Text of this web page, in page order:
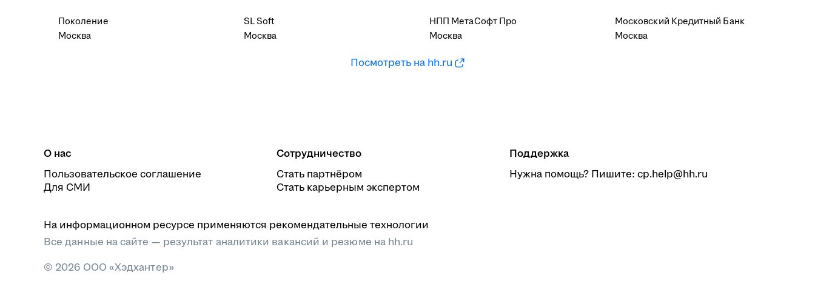
Поколение
Москва
SL Soft
Москва
НПП МетаСофт Про
Москва
Московский Кредитный Банк
Москва
Посмотреть на hh.ru
О нас
Пользовательское соглашение
Для СМИ
Сотрудничество
Стать партнёром
Стать карьерным экспертом
Поддержка
Нужна помощь? Пишите: cp.help@hh.ru
На информационном ресурсе применяются рекомендательные технологии
Все данные на сайте — результат аналитики вакансий и резюме на hh.ru
© 2026 ООО «Хэдхантер»